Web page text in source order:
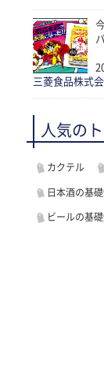
三菱食品株式
人気の
カクテル
日本酒の基
ビールの基